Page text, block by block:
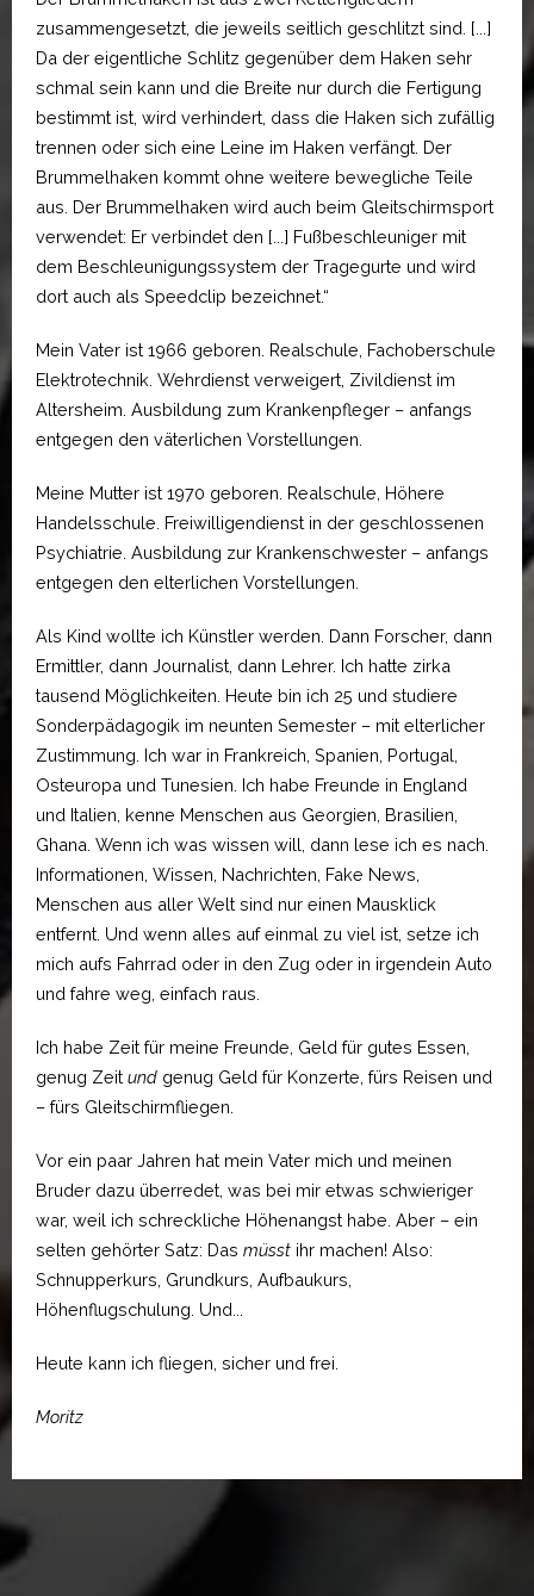
zusammengesetzt, die jeweils seitlich geschlitzt sind. [...]
Da der eigentliche Schlitz gegenüber dem Haken sehr
schmal sein kann und die Breite nur durch die Fertigung
bestimmt ist, wird verhindert, dass die Haken sich zufällig
trennen oder sich eine Leine im Haken verfängt. Der
Brummelhaken kommt ohne weitere bewegliche Teile
aus. Der Brummelhaken wird auch beim Gleitschirmsport
verwendet: Er verbindet den [...] Fußbeschleuniger mit
dem Beschleunigungssystem der Tragegurte und wird
dort auch als Speedclip bezeichnet.“
Mein Vater ist 1966 geboren. Realschule, Fachoberschule
Elektrotechnik. Wehrdienst verweigert, Zivildienst im
Altersheim. Ausbildung zum Krankenpfleger – anfangs
entgegen den väterlichen Vorstellungen.
Meine Mutter ist 1970 geboren. Realschule, Höhere
Handelsschule. Freiwilligendienst in der geschlossenen
Psychiatrie. Ausbildung zur Krankenschwester – anfangs
entgegen den elterlichen Vorstellungen.
Als Kind wollte ich Künstler werden. Dann Forscher, dann
Ermittler, dann Journalist, dann Lehrer. Ich hatte zirka
tausend Möglichkeiten. Heute bin ich 25 und studiere
Sonderpädagogik im neunten Semester – mit elterlicher
Zustimmung. Ich war in Frankreich, Spanien, Portugal,
Osteuropa und Tunesien. Ich habe Freunde in England
und Italien, kenne Menschen aus Georgien, Brasilien,
Ghana. Wenn ich was wissen will, dann lese ich es nach.
Informationen, Wissen, Nachrichten, Fake News,
Menschen aus aller Welt sind nur einen Mausklick
entfernt. Und wenn alles auf einmal zu viel ist, setze ich
mich aufs Fahrrad oder in den Zug oder in irgendein Auto
und fahre weg, einfach raus.
Ich habe Zeit für meine Freunde, Geld für gutes Essen,
genug Zeit und genug Geld für Konzerte, fürs Reisen und
– fürs Gleitschirmfliegen.
Vor ein paar Jahren hat mein Vater mich und meinen
Bruder dazu überredet, was bei mir etwas schwieriger
war, weil ich schreckliche Höhenangst habe. Aber – ein
selten gehörter Satz: Das müsst ihr machen! Also:
Schnupperkurs, Grundkurs, Aufbaukurs,
Höhenflugschulung. Und...
Heute kann ich fliegen, sicher und frei.
Moritz